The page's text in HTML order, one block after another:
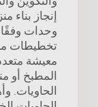
إنجاز
وحدات وفقًا
تخطيطات
معيشة
المطبخ أو
الحاويات.